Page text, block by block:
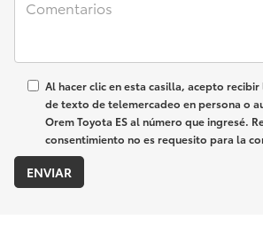
Al hacer clic en esta casilla, acepto recibir
de texto de telemercadeo en persona o
Orem Toyota ES al número que ingresé.
consentimiento no es requesito para la